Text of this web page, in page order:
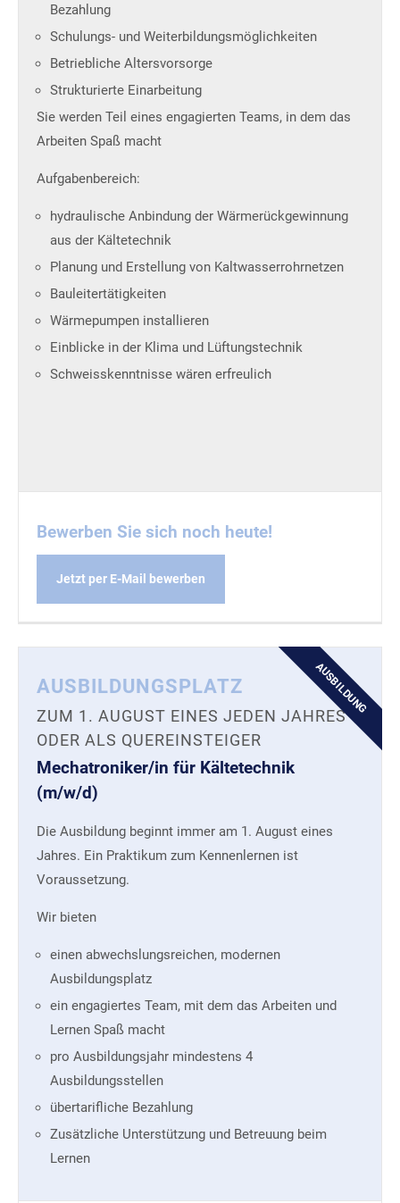
Bezahlung
Schulungs- und Weiterbildungsmöglichkeiten
Betriebliche Altersvorsorge
Strukturierte Einarbeitung
Sie werden Teil eines engagierten Teams, in dem das
Arbeiten Spaß macht
Aufgabenbereich:
hydraulische Anbindung der Wärmerückgewinnung
aus der Kältetechnik
Planung und Erstellung von Kaltwasserrohrnetzen
Bauleitertätigkeiten
Wärmepumpen installieren
Einblicke in der Klima und Lüftungstechnik
Schweisskenntnisse wären erfreulich
Bewerben Sie sich noch heute!
Jetzt per E-Mail bewerben
AUSBILDUNG
AUSBILDUNGSPLATZ
ZUM 1. AUGUST EINES JEDEN JAHRES
ODER ALS QUEREINSTEIGER
Mechatroniker/in für Kältetechnik
(m/w/d)
Die Ausbildung beginnt immer am 1. August eines
Jahres. Ein Praktikum zum Kennenlernen ist
Voraussetzung.
Wir bieten
einen abwechslungsreichen, modernen
Ausbildungsplatz
ein engagiertes Team, mit dem das Arbeiten und
Lernen Spaß macht
pro Ausbildungsjahr mindestens 4
Ausbildungsstellen
übertarifliche Bezahlung
Zusätzliche Unterstützung und Betreuung beim
Lernen